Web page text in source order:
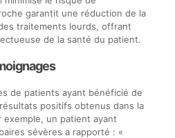
garantit une réduction de la
traitements lourds, offrant
de la santé du patient.
de patients ayant bénéficié de
positifs obtenus dans la
exemple, un patient ayant
sévères a rapporté : «